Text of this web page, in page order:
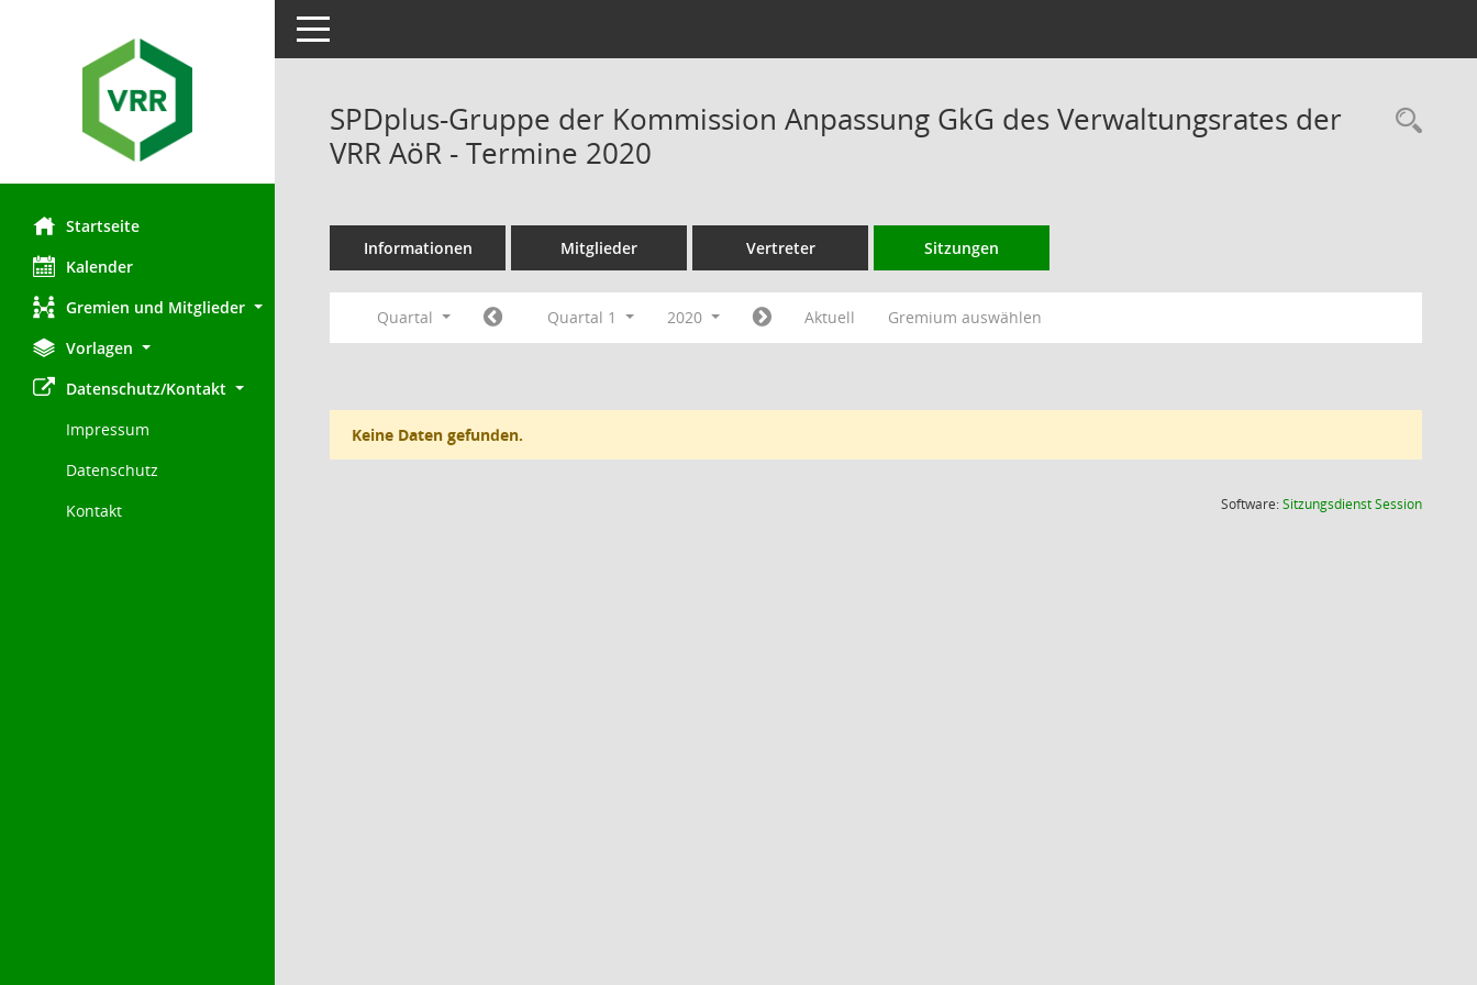
Startseite
Kalender
Gremien und Mitglieder
Vorlagen
Datenschutz/Kontakt
Impressum
Datenschutz
Kontakt
Toggle navigation
SPDplus-Gruppe der Kommission Anpassung GkG des Verwaltungsrates der
VRR AöR - Termine 2020
Informationen Mitglieder Vertreter Sitzungen
Quartal Quartal 1 2020 Aktuell Gremium auswählen
Keine Daten gefunden.
Software:SitzungsdienstSession(Wird in